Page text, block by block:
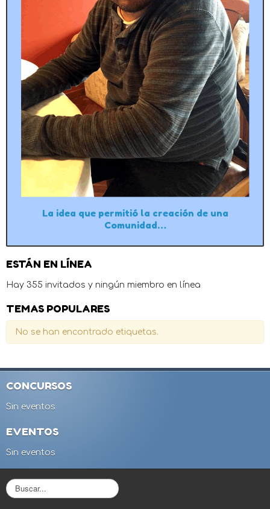
La idea que permitió la creación de una
Comunidad…
ESTÁN EN LÍNEA
Hay 355 invitados y ningún miembro en línea
TEMAS POPULARES
No se han encontrado etiquetas.
CONCURSOS
Sin eventos
EVENTOS
Sin eventos
B
u